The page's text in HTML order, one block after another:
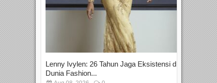
Lenny Ivylen: 26 Tahun Jaga Eksistensi di
Dunia Fashion...